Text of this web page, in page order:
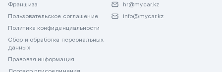
Франшиза
Пользовательское соглашение
Политика конфиденциальности
Сбор и обработка персональных
данных
Правовая информация
hr@mycar.kz
info@mycar.kz